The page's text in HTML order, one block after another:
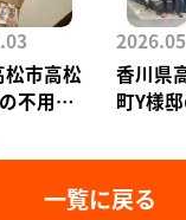
市高松
不用
ート
香川県
町Y様
一覧に戻る